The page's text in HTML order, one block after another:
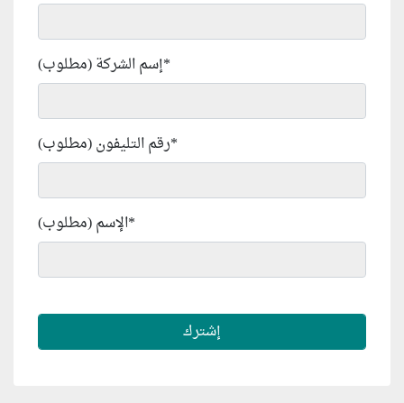
إسم الشركة (مطلوب)*
رقم التليفون (مطلوب)*
الإسم (مطلوب)*